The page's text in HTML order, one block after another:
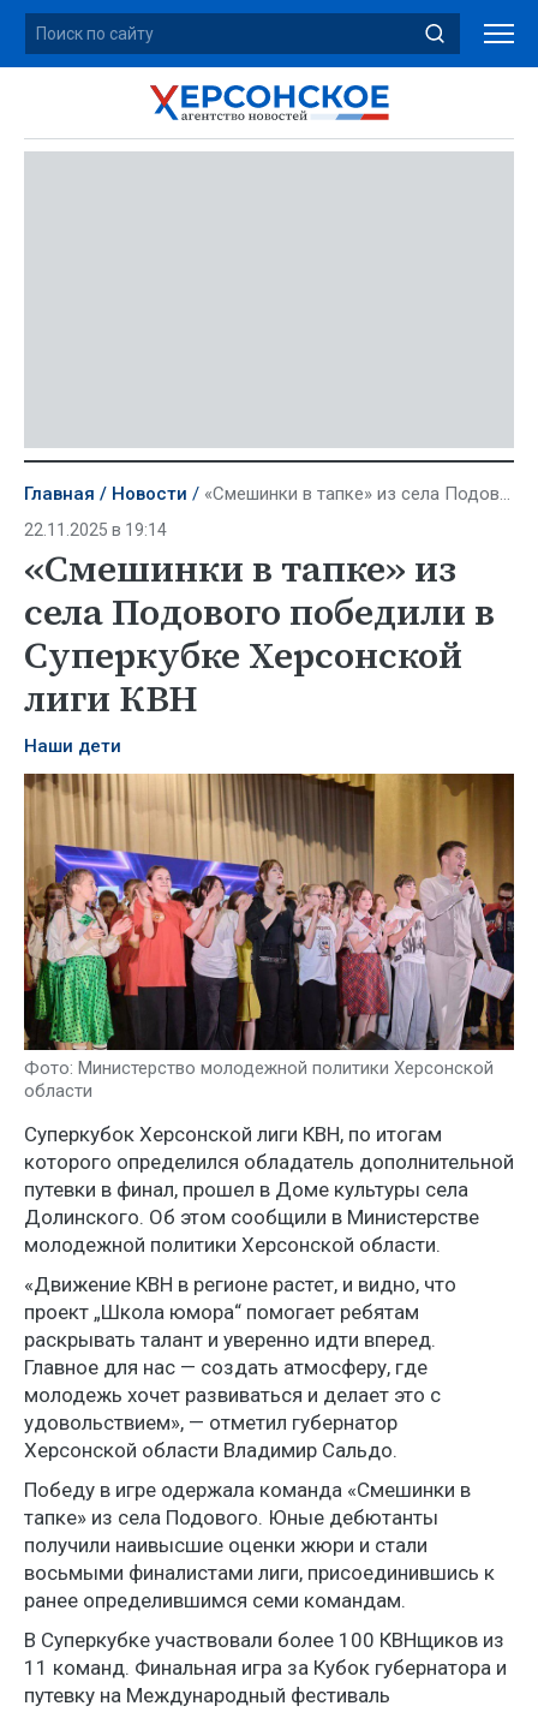
Главная Новости «Смешинки в тапке» из села Подового победили в Суперкубке Херсонской лиги КВН
22.11.2025 в 19:14
«Смешинки в тапке» из
села Подового победили в
Суперкубке Херсонской
лиги КВН
Наши дети
Фото: Министерство молодежной политики Херсонской
области
Суперкубок Херсонской лиги КВН, по итогам
которого определился обладатель дополнительной
путевки в финал, прошел в Доме культуры села
Долинского. Об этом сообщили в Министерстве
молодежной политики Херсонской области.
«Движение КВН в регионе растет, и видно, что
проект „Школа юмора“ помогает ребятам
раскрывать талант и уверенно идти вперед.
Главное для нас — создать атмосферу, где
молодежь хочет развиваться и делает это с
удовольствием», — отметил губернатор
Херсонской области Владимир Сальдо.
Победу в игре одержала команда «Смешинки в
тапке» из села Подового. Юные дебютанты
получили наивысшие оценки жюри и стали
восьмыми финалистами лиги, присоединившись к
ранее определившимся семи командам.
В Суперкубке участвовали более 100 КВНщиков из
11 команд. Финальная игра за Кубок губернатора и
путевку на Международный фестиваль